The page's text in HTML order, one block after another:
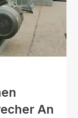
An